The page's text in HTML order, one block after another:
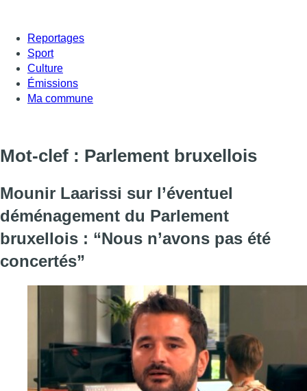
Reportages
Sport
Culture
Émissions
Ma commune
Mot-clef : Parlement bruxellois
Mounir Laarissi sur l’éventuel
déménagement du Parlement
bruxellois : “Nous n’avons pas été
concertés”